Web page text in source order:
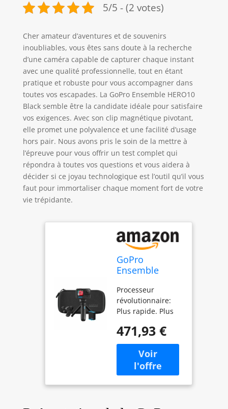
5/5 - (2 votes)
Cher amateur d’aventures et de souvenirs
inoubliables, vous êtes sans doute à la recherche
d’une caméra capable de capturer chaque instant
avec une qualité professionnelle, tout en étant
pratique et robuste pour vous accompagner dans
toutes vos escapades. La GoPro Ensemble HERO10
Black semble être la candidate idéale pour satisfaire
vos exigences. Avec son clip magnétique pivotant,
elle promet une polyvalence et une facilité d’usage
hors pair. Nous avons pris le soin de la mettre à
l’épreuve pour vous offrir un test complet qui
répondra à toutes vos questions et vous aidera à
décider si ce joyau technologique est l’outil qu’il vous
faut pour immortaliser chaque moment fort de votre
vie trépidante.
GoPro
Ensemble
Comprend Un
Clip
magnétique
Batterie
Rechargeable,
Un Shorty
(trépied +
poignée) et Un
étui de
Processeur
révolutionnaire:
Plus rapide. Plus
performant. Le
nouveau moteur
GP2, très puissant,
change la donne :
des performances
exceptionnelles,
471,93 €